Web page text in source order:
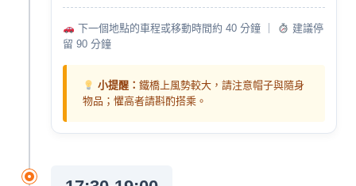
下一個地點的車程或移動時間約 40 分鐘 ｜
建議停
留 90 分鐘
小提醒： 鐵橋上風勢較大，請注意帽子與隨身
物品；懼高者請斟酌搭乘。